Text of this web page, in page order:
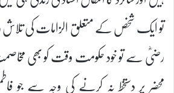
تو ایک شخص کے متعلق الزامات کی
رضیؓ سے تو خود حکومت وقت کو بھی
محضر پر دستخط نہ کرنے کی وجہ سے